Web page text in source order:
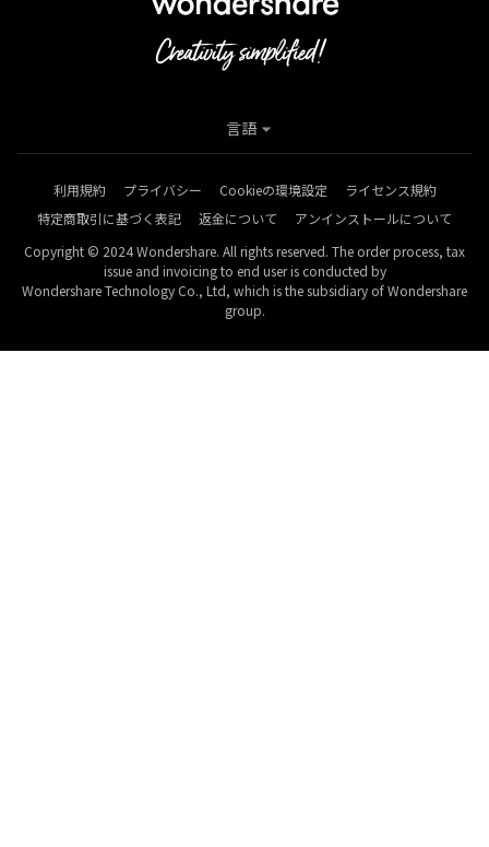
利用規約 プライバシー Cookieの環境設定
ライセンス規約
特定商取引に基づく表記
返金について
アンインストールについて
Copyright © 2024 Wondershare. All rights reserved. The order process, tax
issue and invoicing to end user is conducted by
Wondershare Technology Co., Ltd, which is the subsidiary of Wondershare
group.
言語